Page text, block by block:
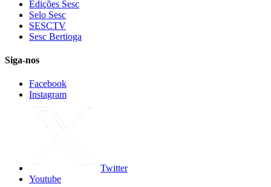
Edições Sesc
Selo Sesc
SESCTV
Sesc Bertioga
Siga-nos
Facebook
Instagram
Twitter
Youtube